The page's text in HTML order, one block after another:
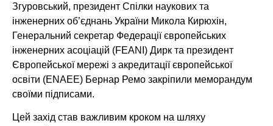
Згуровський, президент Спілки наукових та
інженерних об’єднань України Микола Кирюхін,
Генеральний секретар Федерації європейських
інженерних асоціацій (FEANI) Дирк та президент
Європейської мережі з акредитації європейської
освіти (ЕNАЕЕ) Бернар Ремо закріпили меморандум
своїми підписами.
Цей захід став важливим кроком на шляху